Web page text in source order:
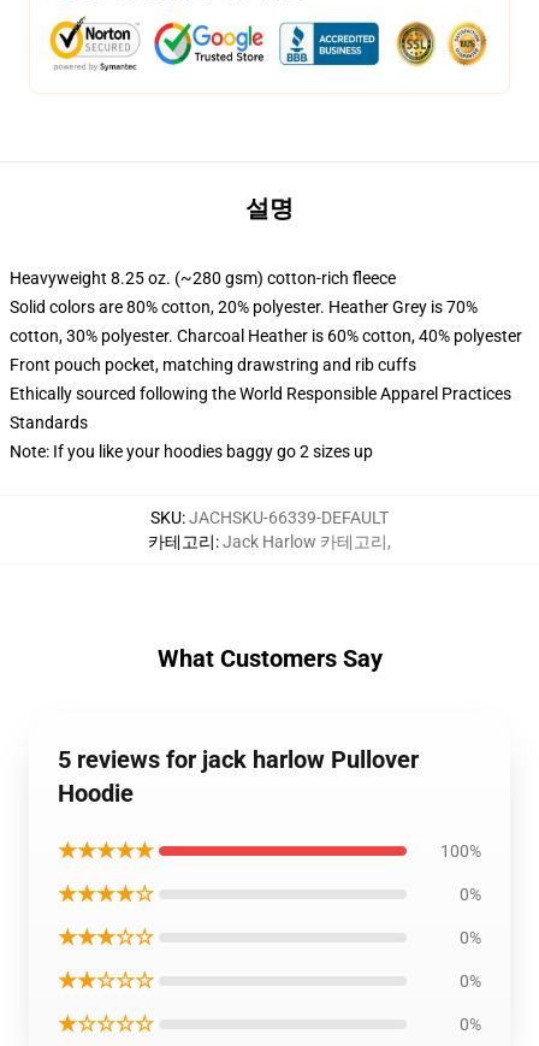
설명
Heavyweight 8.25 oz. (~280 gsm) cotton-rich fleece
Solid colors are 80% cotton, 20% polyester. Heather Grey is 70%
cotton, 30% polyester. Charcoal Heather is 60% cotton, 40% polyester
Front pouch pocket, matching drawstring and rib cuffs
Ethically sourced following the World Responsible Apparel Practices
Standards
Note: If you like your hoodies baggy go 2 sizes up
SKU:JACHSKU-66339-DEFAULT
카테고리:Jack Harlow 카테고리,
What Customers Say
5 reviews for jack harlow Pullover
Hoodie
★★★★★ 100%
★★★★☆ 0%
★★★☆☆ 0%
★★☆☆☆ 0%
★☆☆☆☆ 0%